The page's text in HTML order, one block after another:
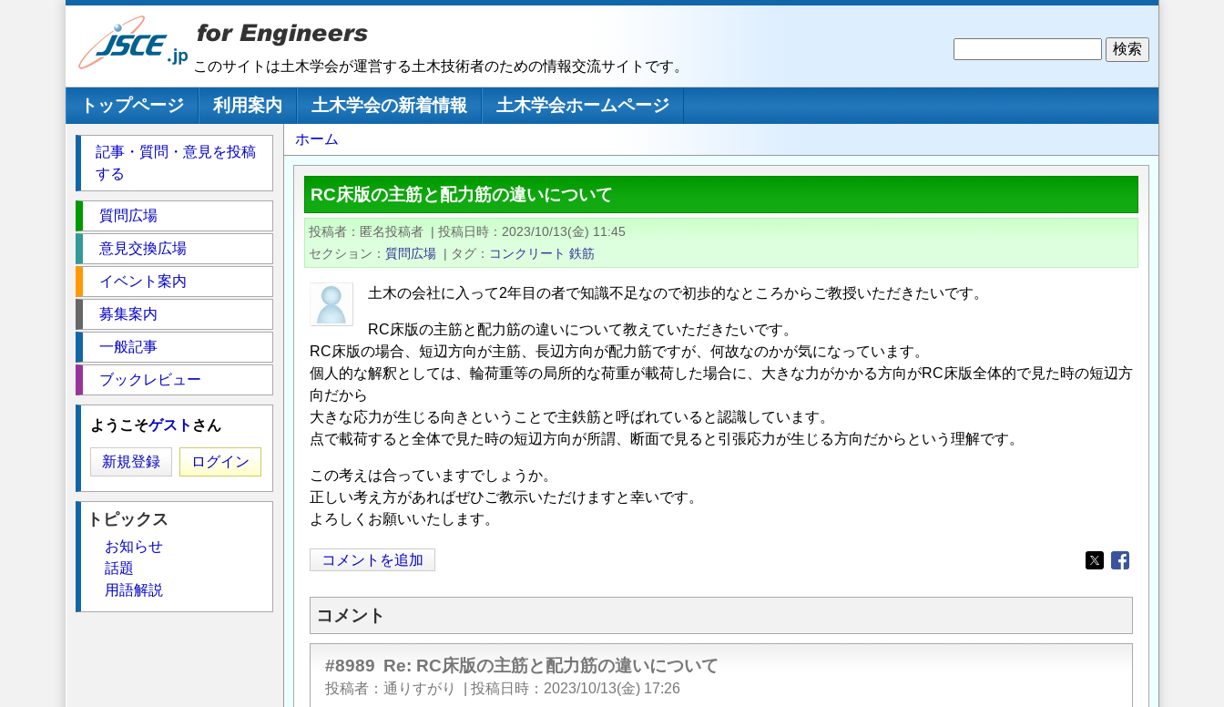
このサイトは土木学会が運営する土木技術者のための情報交流サイトです。
メインナビゲーション
トップページ 利用案内 土木学会の新着情報
土木学会ホームページ
パ
ン
く
ず
ホーム
RC床版の主筋と配力筋の違いについて
投稿者 匿名投稿者 | 投稿日時
2023/10/13(金) 11:45
セクション
質問広場 | タグ コンクリート 鉄筋
土木の会社に入って2年目の者で知識不足なので初歩的なところからご教授いただきたいです。
RC床版の主筋と配力筋の違いについて教えていただきたいです。
RC床版の場合、短辺方向が主筋、長辺方向が配力筋ですが、何故なのかが気になっています。
個人的な解釈としては、輪荷重等の局所的な荷重が載荷した場合に、大きな力がかかる方向がRC床版全体的で見た時の短辺方
向だから
大きな応力が生じる向きということで主鉄筋と呼ばれていると認識しています。
点で載荷すると全体で見た時の短辺方向が所謂、断面で見ると引張応力が生じる方向だからという理解です。
この考えは合っていますでしょうか。
正しい考え方があればぜひご教示いただけますと幸いです。
よろしくお願いいたします。
コメントを追加
Opens in a new
Opens in a new
コメント
#8989 Re: RC床版の主筋と配力筋の違いについて
投稿者 通りすがり 投稿日時 2023/10/13(金) 17:26
記事・質問・意見を投稿
する
ク
シ
質問広場
意見交換広場
イベント案内
募集案内
一般記事
ブックレビュー
ようこそゲスト さん
新規登録 ログイン
トピックス
お知らせ
話題
用語解説